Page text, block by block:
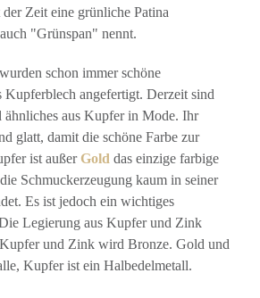
Zeit eine grünliche Patina
"Grünspan" nennt.
schon immer schöne
Kupferblech angefertigt. Derzeit sind
ähnliches aus Kupfer in Mode. Ihr
glatt, damit die schöne Farbe zur
ist außerGold das einzige farbige
Schmuckerzeugung kaum in seiner
Es ist jedoch ein wichtiges
Legierung aus Kupfer und Zink
und Zink wird Bronze. Gold und
Kupfer ist ein Halbedelmetall.